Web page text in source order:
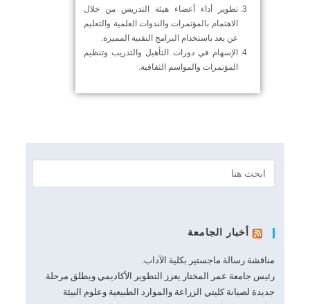
تطوير أداء أعضاء هيئة التدريس من خلال
الاهتمام بالمؤتمرات والندوات العلمية والتعليم
عن بعد باستخدام البرامج التقنية المميزة.
الإسهام في دورات التأهيل والتدريب وتنظيم
المؤتمرات والمواسم الثقافية.
أخبار الجامعة
مناقشة رسالة ماجستير بكلية الآداب.
رئيس جامعة عمر المختار يعزز التطوير الأكاديمي ويطلق مرحلة
جديدة لصيانة كليتي الزراعة والموارد الطبيعية وعلوم البيئة